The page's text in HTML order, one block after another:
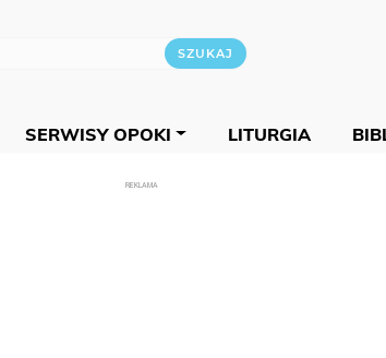
SERWISY OPOKI LITURGIA
REKLAMA